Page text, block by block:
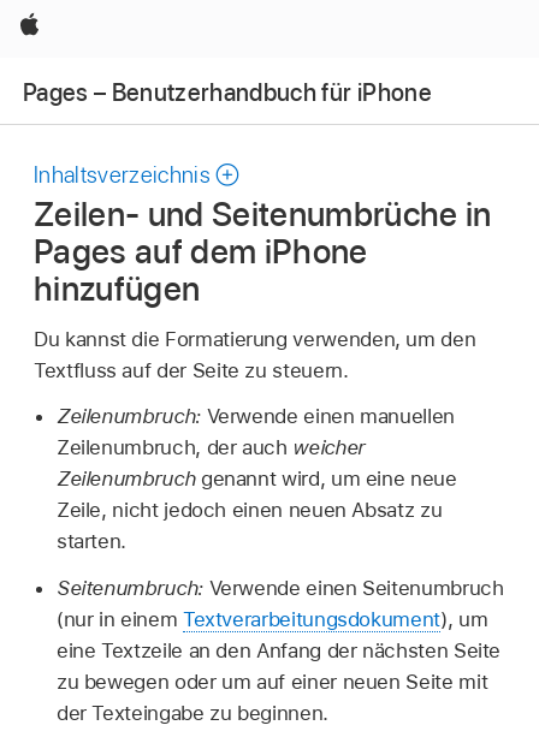
Apple
Pages – Benutzerhandbuch für iPhone
Inhaltsverzeichnis
Zeilen- und Seitenumbrüche in
Pages auf dem iPhone
hinzufügen
Du kannst die Formatierung verwenden, um den
Textfluss auf der Seite zu steuern.
Zeilenumbruch: Verwende einen manuellen
Zeilenumbruch, der auch weicher
Zeilenumbruchgenannt wird, um eine neue
Zeile, nicht jedoch einen neuen Absatz zu
starten.
Seitenumbruch: Verwende einen Seitenumbruch
(nur in einem Textverarbeitungsdokument), um
eine Textzeile an den Anfang der nächsten Seite
zu bewegen oder um auf einer neuen Seite mit
der Texteingabe zu beginnen.